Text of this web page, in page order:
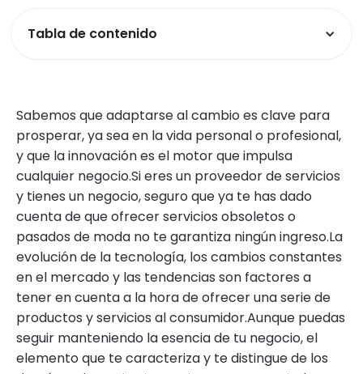
Tabla de contenido
Sabemos que adaptarse al cambio es clave para
prosperar, ya sea en la vida personal o profesional,
y que la innovación es el motor que impulsa
cualquier negocio.Si eres un proveedor de servicios
y tienes un negocio, seguro que ya te has dado
cuenta de que ofrecer servicios obsoletos o
pasados de moda no te garantiza ningún ingreso.La
evolución de la tecnología, los cambios constantes
en el mercado y las tendencias son factores a
tener en cuenta a la hora de ofrecer una serie de
productos y servicios al consumidor.Aunque puedas
seguir manteniendo la esencia de tu negocio, el
elemento que te caracteriza y te distingue de los